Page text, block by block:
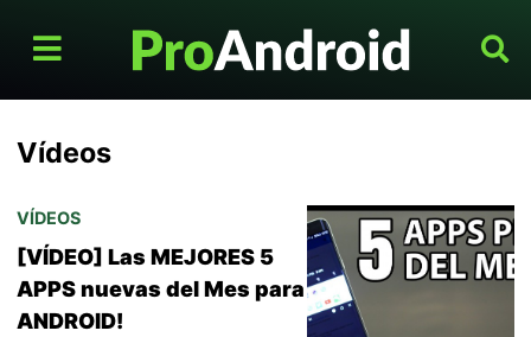
Vídeos
VÍDEOS
[VÍDEO] Las MEJORES 5
APPS nuevas del Mes para
ANDROID!